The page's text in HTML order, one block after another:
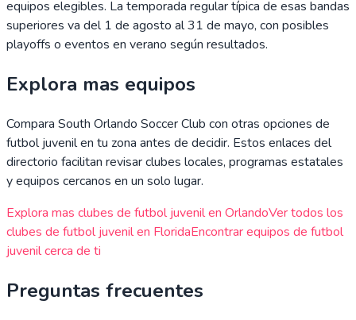
equipos elegibles. La temporada regular típica de esas bandas
superiores va del 1 de agosto al 31 de mayo, con posibles
playoffs o eventos en verano según resultados.
Explora mas equipos
Compara South Orlando Soccer Club con otras opciones de
futbol juvenil en tu zona antes de decidir. Estos enlaces del
directorio facilitan revisar clubes locales, programas estatales
y equipos cercanos en un solo lugar.
Explora mas clubes de futbol juvenil en OrlandoVer todos los
clubes de futbol juvenil en FloridaEncontrar equipos de futbol
juvenil cerca de ti
Preguntas frecuentes